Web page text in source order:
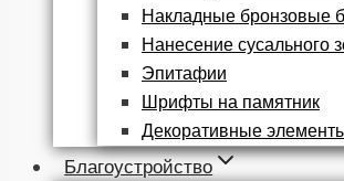
Накладные бронзовые
Нанесение сусального
Эпитафии
Шрифты на памятник
Декоративные
Благоустройство